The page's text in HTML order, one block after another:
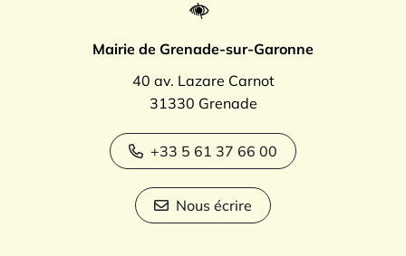
Mairie de Grenade-sur-Garonne
40 av. Lazare Carnot
31330 Grenade
+33 5 61 37 66 00
Nous écrire